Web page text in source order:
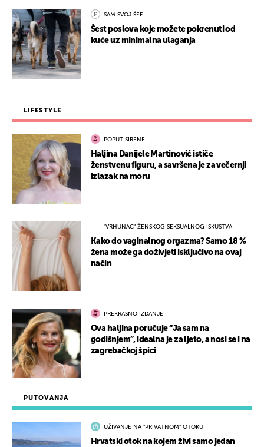
PUTOVANJA
UŽIVANJE NA "PRIVATNOM" OTOKU
Hrvatski otok na kojem živi samo jedan
SAM SVOJ ŠEF
Šest poslova koje možete pokrenuti od
kuće uz minimalna ulaganja
LIFESTYLE
POPUT SIRENE
Haljina Danijele Martinović ističe
ženstvenu figuru, a savršena je za večernji
izlazak na moru
"VRHUNAC" ŽENSKOG SEKSUALNOG ISKUSTVA
Kako do vaginalnog orgazma? Samo 18 %
žena može ga doživjeti isključivo na ovaj
način
PREKRASNO IZDANJE
Ova haljina poručuje “Ja sam na
godišnjem”, idealna je za ljeto, a nosi se i na
zagrebačkoj špici